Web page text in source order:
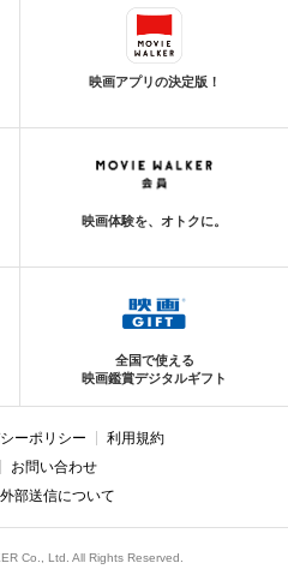
映画アプリの決定版！
映画体験を、オトクに。
全国で使える
映画鑑賞デジタルギフト
ーポリシー
利用規約
お問い合わせ
部送信について
Co., Ltd. All Rights Reserved.